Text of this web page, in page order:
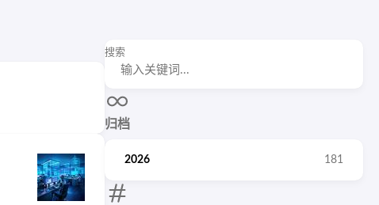
搜索
归档
2026 181